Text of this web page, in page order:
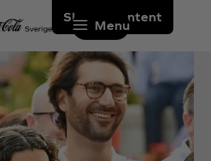
Skip to content
Menu